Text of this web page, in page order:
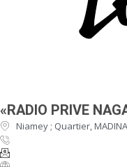
«RADIO PRIVE
Niamey ; Quartier,